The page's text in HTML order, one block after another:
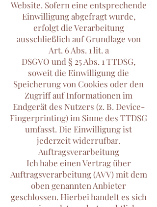
Website. Sofern eine entsprechende
Einwilligung abgefragt wurde,
erfolgt die Verarbeitung
ausschließlich auf Grundlage von
Art. 6 Abs. 1 lit. a
DSGVO und § 25 Abs. 1 TTDSG,
soweit die Einwilligung die
Speicherung von Cookies oder den
Zugriff auf Informationen im
Endgerät des Nutzers (z. B. Device-
Fingerprinting) im Sinne des TTDSG
umfasst. Die Einwilligung ist
jederzeit widerrufbar.
Auftragsverarbeitung
Ich habe einen Vertrag über
Auftragsverarbeitung (AVV) mit dem
oben genannten Anbieter
geschlossen. Hierbei handelt es sich